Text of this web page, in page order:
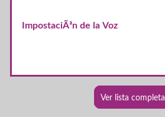
ImpostaciÃ³n de la Voz
Ver lista completa